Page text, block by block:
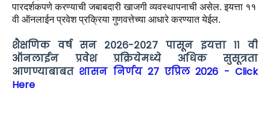
पारदर्शकपणे करण्याची जबाबदारी खाजगी व्यवस्थापनाची असेल. इयत्ता ११
वी ऑनलाईन प्रवेश प्रक्रिया गुणवत्तेच्या आधारे करण्यात येईल.
शैक्षणिक वर्ष सन २०२६-२०२७ पासून इयत्ता ११ वी
ऑनलाईन प्रवेश प्रक्रियेमध्ये अधिक सुसूत्रता
आणण्याबाबत शासन निर्णय 27 एप्रिल 2026 - Click
Here